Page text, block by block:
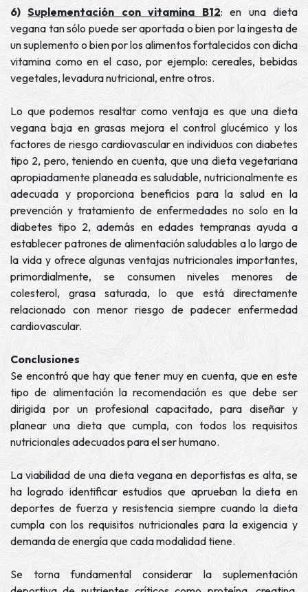
6)Suplementación con vitamina B12: en una dieta
vegana tan sólo puede ser aportada o bien por la ingesta de
un suplemento o bien por los alimentos fortalecidos con dicha
vitamina como en el caso, por ejemplo: cereales, bebidas
vegetales, levadura nutricional, entre otros.
Lo que podemos resaltar como ventaja es que una dieta
vegana baja en grasas mejora el control glucémico y los
factores de riesgo cardiovascular en individuos con diabetes
tipo 2, pero, teniendo en cuenta, que una dieta vegetariana
apropiadamente planeada es saludable, nutricionalmente es
adecuada y proporciona beneficios para la salud en la
prevención y tratamiento de enfermedades no solo en la
diabetes tipo 2, además en edades tempranas ayuda a
establecer patrones de alimentación saludables a lo largo de
la vida y ofrece algunas ventajas nutricionales importantes,
primordialmente, se consumen niveles menores de
colesterol, grasa saturada, lo que está directamente
relacionado con menor riesgo de padecer enfermedad
cardiovascular.
Conclusiones
Se encontró que hay que tener muy en cuenta, que en este
tipo de alimentación la recomendación es que debe ser
dirigida por un profesional capacitado, para diseñar y
planear una dieta que cumpla, con todos los requisitos
nutricionales adecuados para el ser humano.
La viabilidad de una dieta vegana en deportistas es alta, se
ha logrado identificar estudios que aprueban la dieta en
deportes de fuerza y resistencia siempre cuando la dieta
cumpla con los requisitos nutricionales para la exigencia y
demanda de energía que cada modalidad tiene.
Se torna fundamental considerar la suplementación